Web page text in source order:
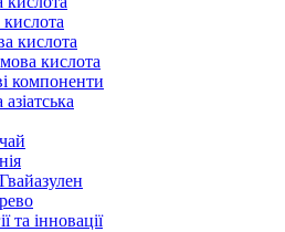
кислота
кислота
компоненти
та інновації